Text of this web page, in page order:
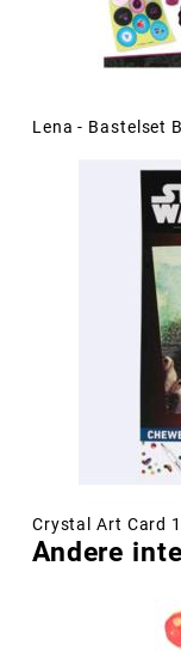
Lena - Bastelset
Crystal Art Card
Andere